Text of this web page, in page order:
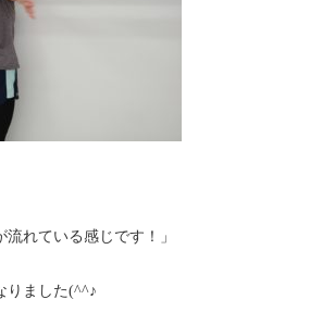
れている感じです！」
りました(^^♪